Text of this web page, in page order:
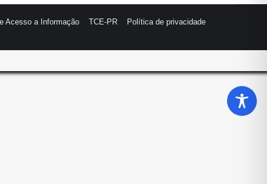
Acesso a Informação TCE-PR
Política de privacidade